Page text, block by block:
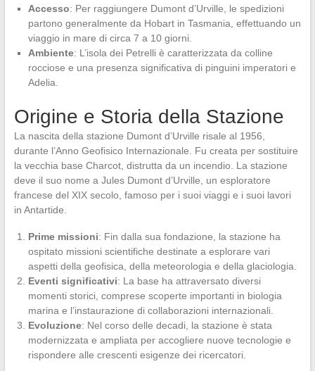
Accesso: Per raggiungere Dumont d’Urville, le spedizioni
partono generalmente da Hobart in Tasmania, effettuando un
viaggio in mare di circa 7 a 10 giorni.
Ambiente: L’isola dei Petrelli è caratterizzata da colline
rocciose e una presenza significativa di pinguini imperatori e
Adelia.
Origine e Storia della Stazione
La nascita della stazione Dumont d’Urville risale al 1956,
durante l’Anno Geofisico Internazionale. Fu creata per sostituire
la vecchia base Charcot, distrutta da un incendio. La stazione
deve il suo nome a Jules Dumont d’Urville, un esploratore
francese del XIX secolo, famoso per i suoi viaggi e i suoi lavori
in Antartide.
Prime missioni: Fin dalla sua fondazione, la stazione ha
ospitato missioni scientifiche destinate a esplorare vari
aspetti della geofisica, della meteorologia e della glaciologia.
Eventi significativi: La base ha attraversato diversi
momenti storici, comprese scoperte importanti in biologia
marina e l’instaurazione di collaborazioni internazionali.
Evoluzione: Nel corso delle decadi, la stazione è stata
modernizzata e ampliata per accogliere nuove tecnologie e
rispondere alle crescenti esigenze dei ricercatori.